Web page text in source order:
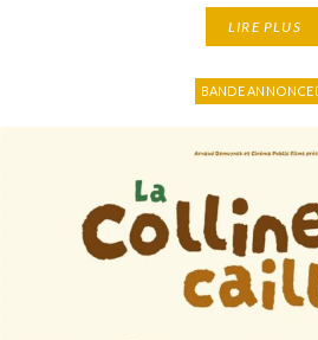
LIRE PLUS
BANDE ANNONCE